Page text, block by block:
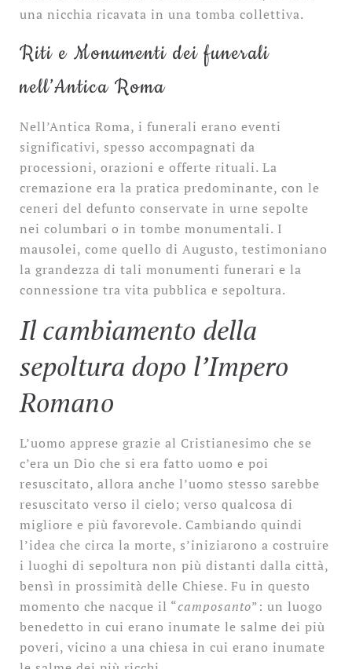
una nicchia ricavata in una tomba collettiva.
Riti e Monumenti dei funerali
nell’Antica Roma
Nell’Antica Roma, i funerali erano eventi
significativi, spesso accompagnati da
processioni, orazioni e offerte rituali. La
cremazione era la pratica predominante, con le
ceneri del defunto conservate in urne sepolte
nei columbari o in tombe monumentali. I
mausolei, come quello di Augusto, testimoniano
la grandezza di tali monumenti funerari e la
connessione tra vita pubblica e sepoltura.
Il cambiamento della
sepoltura dopo l’Impero
Romano
L’uomo apprese grazie al Cristianesimo che se
c’era un Dio che si era fatto uomo e poi
resuscitato, allora anche l’uomo stesso sarebbe
resuscitato verso il cielo; verso qualcosa di
migliore e più favorevole. Cambiando quindi
l’idea che circa la morte, s’iniziarono a costruire
i luoghi di sepoltura non più distanti dalla città,
bensì in prossimità delle Chiese. Fu in questo
momento che nacque il “camposanto”: un luogo
benedetto in cui erano inumate le salme dei più
poveri, vicino a una chiesa in cui erano inumate